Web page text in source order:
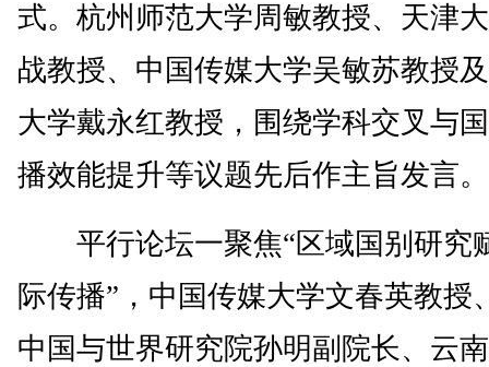
式。杭州师范大学周敏教授、天津
战教授、中国传媒大学吴敏苏教授
大学戴永红教授，围绕学科交叉与
播效能提升等议题先后作主旨发言。
平行论坛一聚焦“区域国别研究
际传播”，中国传媒大学文春英教授
中国与世界研究院孙明副院长、云